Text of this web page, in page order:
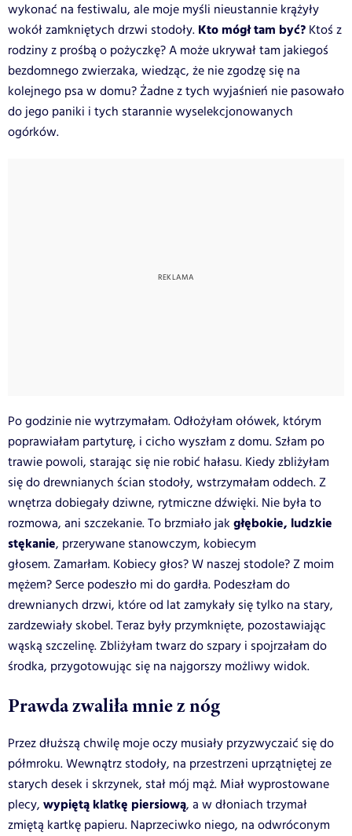
wykonać na festiwalu, ale moje myśli nieustannie krążyły
wokół zamkniętych drzwi stodoły. Kto mógł tam być? Ktoś z
rodziny z prośbą o pożyczkę? A może ukrywał tam jakiegoś
bezdomnego zwierzaka, wiedząc, że nie zgodzę się na
kolejnego psa w domu? Żadne z tych wyjaśnień nie pasowało
do jego paniki i tych starannie wyselekcjonowanych
ogórków.
Po godzinie nie wytrzymałam. Odłożyłam ołówek, którym
poprawiałam partyturę, i cicho wyszłam z domu. Szłam po
trawie powoli, starając się nie robić hałasu. Kiedy zbliżyłam
się do drewnianych ścian stodoły, wstrzymałam oddech. Z
wnętrza dobiegały dziwne, rytmiczne dźwięki. Nie była to
rozmowa, ani szczekanie. To brzmiało jak głębokie, ludzkie
stękanie, przerywane stanowczym, kobiecym
głosem. Zamarłam. Kobiecy głos? W naszej stodole? Z moim
mężem? Serce podeszło mi do gardła. Podeszłam do
drewnianych drzwi, które od lat zamykały się tylko na stary,
zardzewiały skobel. Teraz były przymknięte, pozostawiając
wąską szczelinę. Zbliżyłam twarz do szpary i spojrzałam do
środka, przygotowując się na najgorszy możliwy widok.
Prawda zwaliła mnie z nóg
Przez dłuższą chwilę moje oczy musiały przyzwyczaić się do
półmroku. Wewnątrz stodoły, na przestrzeni uprzątniętej ze
starych desek i skrzynek, stał mój mąż. Miał wyprostowane
plecy, wypiętą klatkę piersiową, a w dłoniach trzymał
zmiętą kartkę papieru. Naprzeciwko niego, na odwróconym